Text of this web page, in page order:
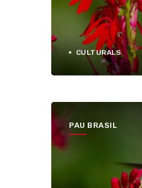
CULTURALS
PAU BRASIL